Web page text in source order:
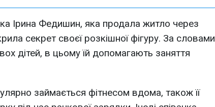
Ірина Федишин, яка продала житло через
секрет своєї розкішної фігуру. За словами
дітей, в цьому їй допомагають заняття
займається фітнесом вдома, також її